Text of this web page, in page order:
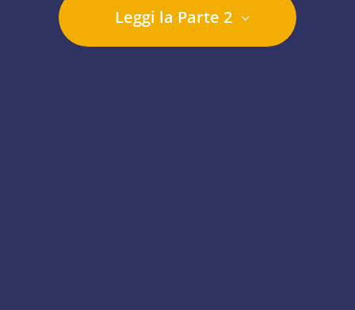
Leggi la Parte 2